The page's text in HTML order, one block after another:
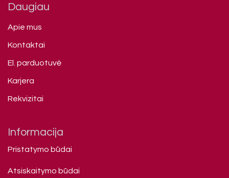
Daugiau
Apie mus
Kontaktai
El. parduotuvė
Karjera
Rekvizitai
Informacija
Pristatymo būdai
Atsiskaitymo būdai